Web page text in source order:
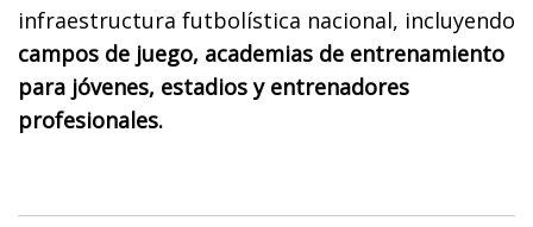
infraestructura futbolística nacional, incluyendo
campos de juego, academias de entrenamiento
para jóvenes, estadios y entrenadores
profesionales.